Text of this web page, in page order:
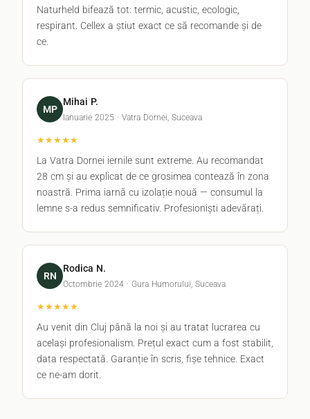
Naturheld bifează tot: termic, acustic, ecologic,
respirant. Cellex a știut exact ce să recomande și de
ce.
MP
Mihai P.
Ianuarie 2025 · Vatra Dornei, Suceava
★★★★★
La Vatra Dornei iernile sunt extreme. Au recomandat
28 cm și au explicat de ce grosimea contează în zona
noastră. Prima iarnă cu izolație nouă — consumul la
lemne s-a redus semnificativ. Profesioniști adevărați.
RN
Rodica N.
Octombrie 2024 · Gura Humorului, Suceava
★★★★★
Au venit din Cluj până la noi și au tratat lucrarea cu
același profesionalism. Prețul exact cum a fost stabilit,
data respectată. Garanție în scris, fișe tehnice. Exact
ce ne-am dorit.